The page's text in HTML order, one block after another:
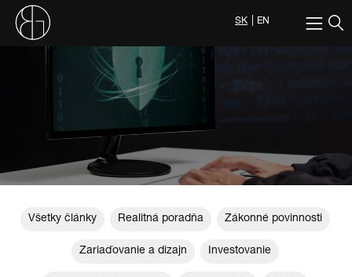
SK EN
Všetky články Realitná poradňa Zákonné povinnosti
Zariaďovanie a dizajn Investovanie